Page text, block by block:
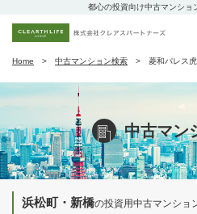
都心の投資向け中古マンショ
Home 中古マンション検索 菱和パレス
中古マン
浜松町・新橋の投資用中古マンショ